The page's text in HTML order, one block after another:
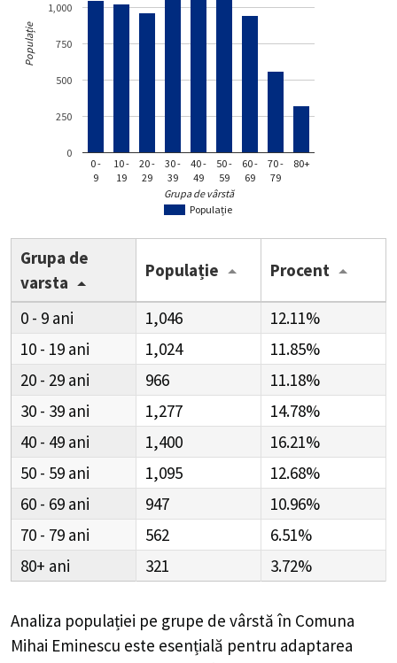
Populație
0 -
9
10 -
19
20 -
29
30 -
39
40 -
49
50 -
59
60 -
69
70 -
79
80+
0
250
500
750
1,000
Grupa de vârstă
Populație
Grupa de
varsta
Populație Procent
0 - 9 1,046
12.11%
10 - 19
1,024
11.85%
20 - 29
966
11.18%
30 - 39
1,277
14.78%
40 - 49
1,400
16.21%
50 - 59
1,095
12.68%
60 - 69
947
10.96%
70 - 79
562
6.51%
80+
321 3.72%
Analiza populației pe grupe de vârstă în Comuna
Mihai Eminescu este esențială pentru adaptarea